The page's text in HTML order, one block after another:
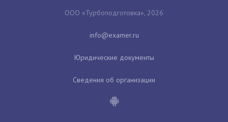
ООО «Турбоподготовка», 2026
Юридические документы
Сведения об организации